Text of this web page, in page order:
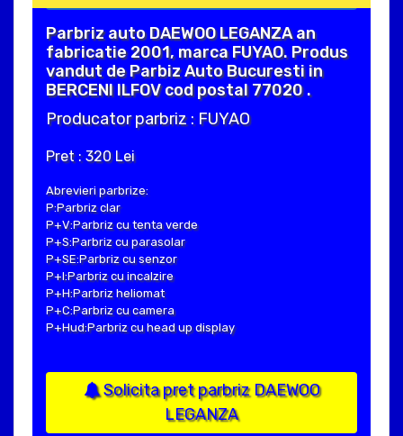
Parbriz auto DAEWOO LEGANZA an
fabricatie 2001, marca FUYAO. Produs
vandut de Parbiz Auto Bucuresti in
BERCENI ILFOV cod postal 77020 .
Producator parbriz : FUYAO
Pret : 320 Lei
Abrevieri parbrize:
P:Parbriz clar
P+V:Parbriz cu tenta verde
P+S:Parbriz cu parasolar
P+SE:Parbriz cu senzor
P+I:Parbriz cu incalzire
P+H:Parbriz heliomat
P+C:Parbriz cu camera
P+Hud:Parbriz cu head up display
Solicita pret parbriz DAEWOO
LEGANZA